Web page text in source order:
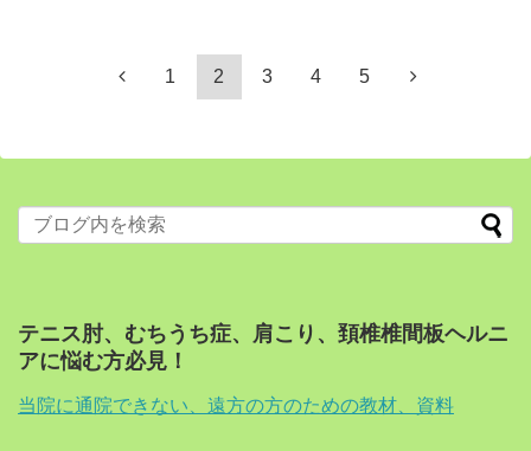
1 2 3 4 5
テニス肘、むちうち症、肩こり、頚椎椎間板ヘルニ
アに悩む方必見！
当院に通院できない、遠方の方のための教材、資料